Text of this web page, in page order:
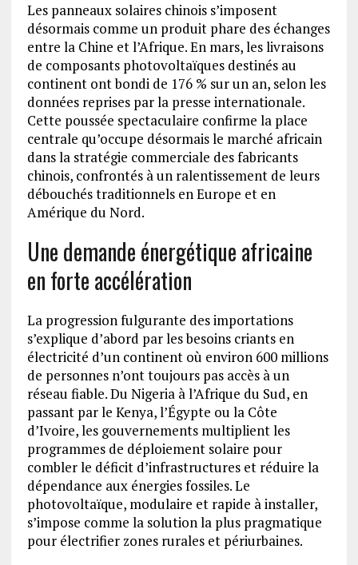
Les panneaux solaires chinois s’imposent
désormais comme un produit phare des échanges
entre la Chine et l’Afrique. En mars, les livraisons
de composants photovoltaïques destinés au
continent ont bondi de 176 % sur un an, selon les
données reprises par la presse internationale.
Cette poussée spectaculaire confirme la place
centrale qu’occupe désormais le marché africain
dans la stratégie commerciale des fabricants
chinois, confrontés à un ralentissement de leurs
débouchés traditionnels en Europe et en
Amérique du Nord.
Une demande énergétique africaine
en forte accélération
La progression fulgurante des importations
s’explique d’abord par les besoins criants en
électricité d’un continent où environ 600 millions
de personnes n’ont toujours pas accès à un
réseau fiable. Du Nigeria à l’Afrique du Sud, en
passant par le Kenya, l’Égypte ou la Côte
d’Ivoire, les gouvernements multiplient les
programmes de déploiement solaire pour
combler le déficit d’infrastructures et réduire la
dépendance aux énergies fossiles. Le
photovoltaïque, modulaire et rapide à installer,
s’impose comme la solution la plus pragmatique
pour électrifier zones rurales et périurbaines.